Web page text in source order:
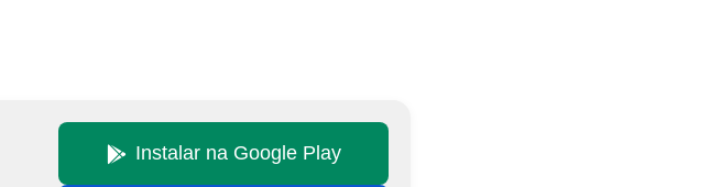
Instalar na Google Play